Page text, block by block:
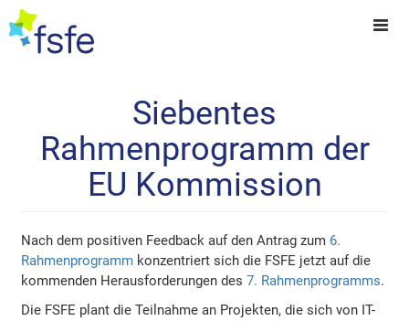
Siebentes
Rahmenprogramm der
EU Kommission
Nach dem positiven Feedback auf den Antrag zum 6.
Rahmenprogramm konzentriert sich die FSFE jetzt auf die
kommenden Herausforderungen des7. Rahmenprogramms.
Die FSFE plant die Teilnahme an Projekten, die sich von IT-